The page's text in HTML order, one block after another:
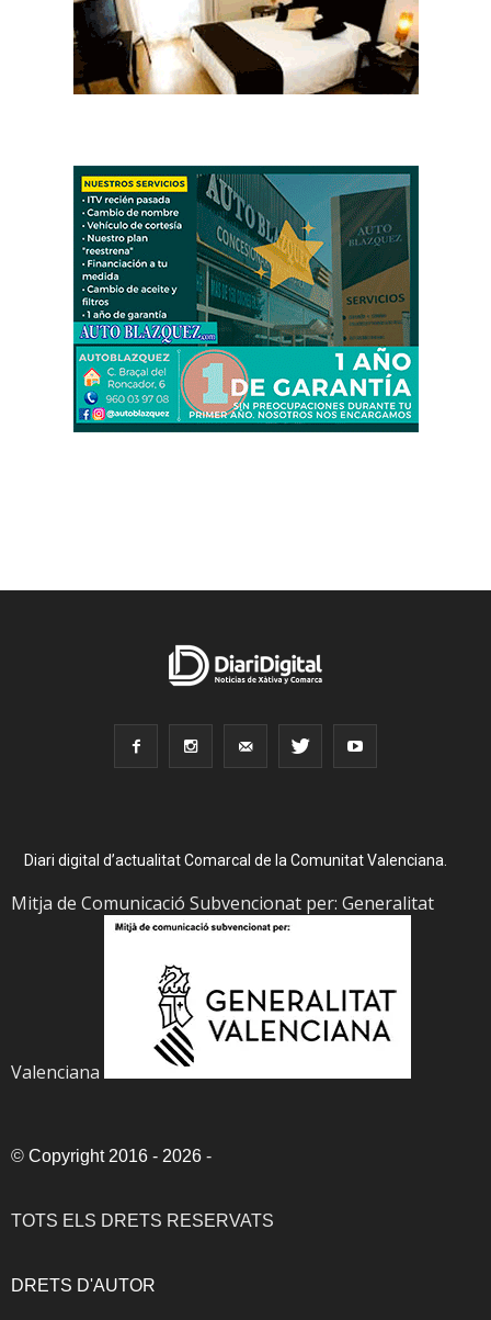
Diari digital d’actualitat Comarcal de la Comunitat Valenciana.
Mitja de Comunicació Subvencionat per: Generalitat
Valenciana
© Copyright 2016 - 2026 -
TOTS ELS DRETS RESERVATS
DRETS D'AUTOR